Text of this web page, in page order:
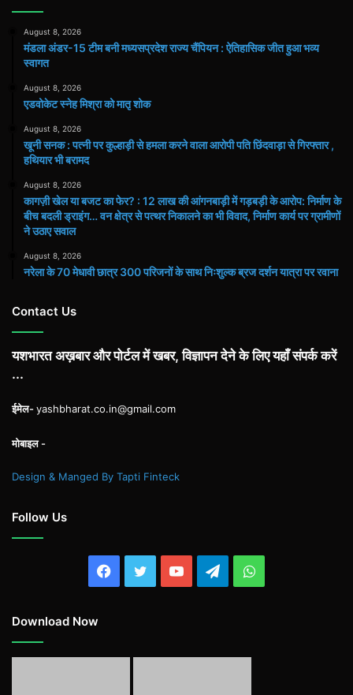
August 8, 2026
मंडला अंडर-15 टीम बनी मध्यसप्रदेश राज्य चैंपियन : ऐतिहासिक जीत हुआ भव्य
स्वागत
August 8, 2026
एडवोकेट स्नेह मिश्रा को मातृ शोक
August 8, 2026
खूनी सनक : पत्नी पर कुल्हाड़ी से हमला करने वाला आरोपी पति छिंदवाड़ा से गिरफ्तार ,
हथियार भी बरामद
August 8, 2026
कागज़ी खेल या बजट का फेर? : 12 लाख की आंगनबाड़ी में गड़बड़ी के आरोप: निर्माण के
बीच बदली ड्राइंग… वन क्षेत्र से पत्थर निकालने का भी विवाद, निर्माण कार्य पर ग्रामीणों
ने उठाए सवाल
August 8, 2026
नरेला के 70 मेधावी छात्र 300 परिजनों के साथ निःशुल्क ब्रज दर्शन यात्रा पर रवाना
Contact Us
यशभारत अख़बार और पोर्टल में खबर, विज्ञापन देने के लिए यहाँ संपर्क करें
...
ईमेल-yashbharat.co.in@gmail.com
मोबाइल -
Design & Manged By Tapti Finteck
Follow Us
Facebook
TwitterYouTubeTelegramWhatsApp
Download Now